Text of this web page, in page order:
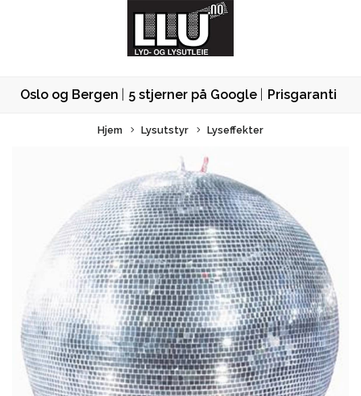
Oslo og Bergen 5 stjerner på Google Prisgaranti
Hjem Lysutstyr Lyseffekter